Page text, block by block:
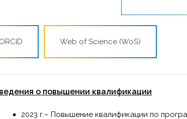
Web of Science (WoS)
о повышении квалификации
2023 г.– Повышение квалификации по